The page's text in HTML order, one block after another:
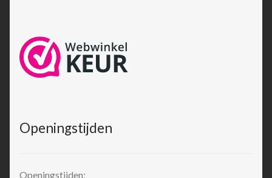
Openingstijden
Openingstijden: